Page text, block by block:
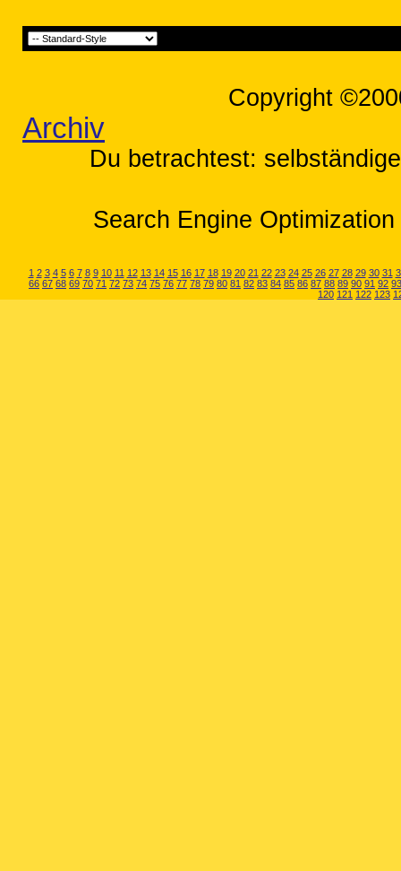
Copyright
Archiv
Du betrachtest:
Search Engine
1 2 3 4 5 6 7 8 9 10 11 12 13 14 15 16 17 18 19 20 21 22 23 24 25 26 27 28 29 30 31
66 67 68 69 70 71 72 73 74 75 76 77 78 79 80 81 82 83 84 85 86 87 88 89 90 91 92 93
120 121 122 123